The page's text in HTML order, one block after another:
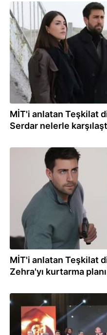
10.01.2022
MİT'i anlatan Teşkilat
Serdar nelerle
20.12.2021
MİT'i anlatan Teşkilat
Zehra'yı kurtarma
28.09.2021